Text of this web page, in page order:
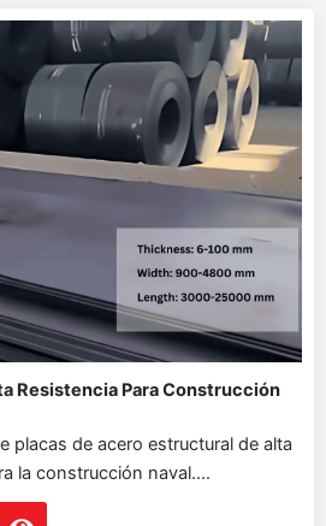
Resistencia Para Construcción
placas de acero estructural de alta
la construcción naval....